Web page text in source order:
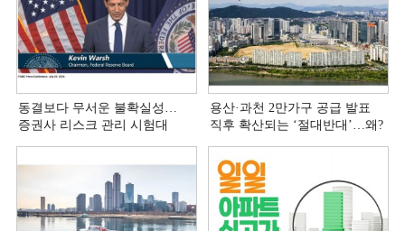
동결보다 무서운 불확실성…
증권사 리스크 관리 시험대
용산·과천 2만가구 공급 발표
직후 확산되는 ‘절대반대’…왜?